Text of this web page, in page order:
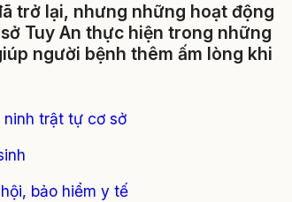
trở lại, nhưng những hoạt động
Tuy An thực hiện trong những
người bệnh thêm ấm lòng khi
trật tự cơ sở
bảo hiểm y tế